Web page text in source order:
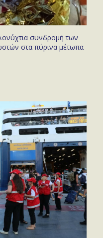
συνδρομή των
στα πύρινα μέτωπα